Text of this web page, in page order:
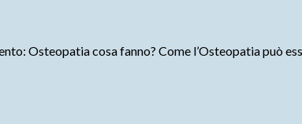
Osteopatia cosa fanno? Come l’Osteopatia può